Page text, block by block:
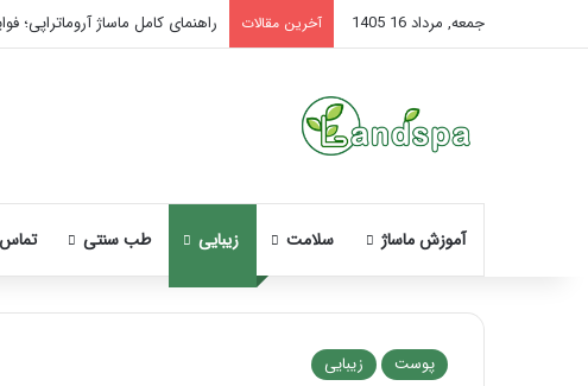
جمعه, مرداد 16 1405 آخرین مقالات راهنمای کامل ماساژ آروماتراپی؛
آموزش ماساژ سلامت زیبایی طب سنتی تماس
پوست زیبایی